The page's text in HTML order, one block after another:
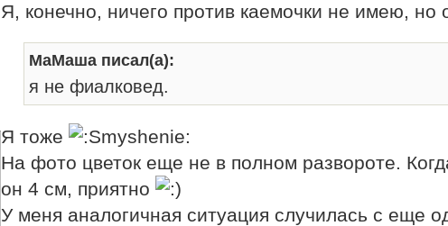
Я, конечно, ничего против каемочки не имею, но
МаМаша писал(а):
я не фиалковед.
Я тоже
На фото цветок еще не в полном развороте.
он 4 см, приятно
У меня аналогичная ситуация случилась с еще